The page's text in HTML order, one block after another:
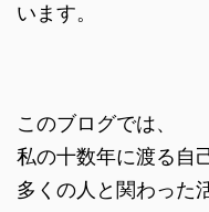
います。
このブログでは、
私の十数年に渡る自
多くの人と関わった